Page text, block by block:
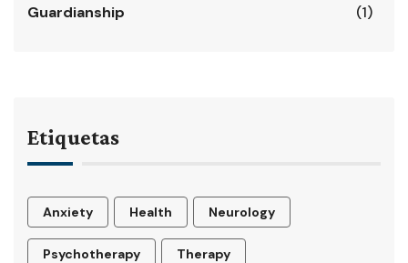
Guardianship (1)
Etiquetas
Anxiety Health Neurology
Psychotherapy Therapy